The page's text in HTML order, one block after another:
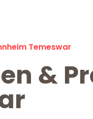
Temeswar
&